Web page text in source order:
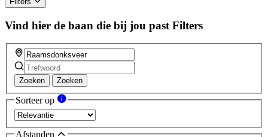
Vind hier de baan die bij jou past Filters
Zoeken Zoeken
Sorteer op
Afstanden